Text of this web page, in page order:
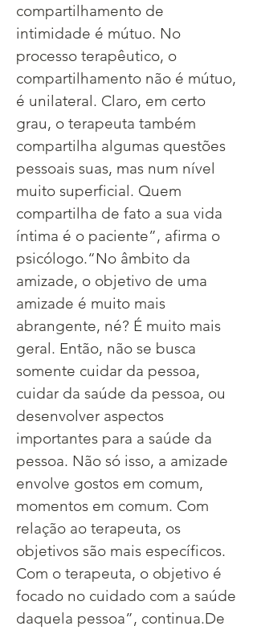
compartilhamento de
intimidade é mútuo. No
processo terapêutico, o
compartilhamento não é mútuo,
é unilateral. Claro, em certo
grau, o terapeuta também
compartilha algumas questões
pessoais suas, mas num nível
muito superficial. Quem
compartilha de fato a sua vida
íntima é o paciente”, afirma o
psicólogo.​“No âmbito da
amizade, o objetivo de uma
amizade é muito mais
abrangente, né? É muito mais
geral. Então, não se busca
somente cuidar da pessoa,
cuidar da saúde da pessoa, ou
desenvolver aspectos
importantes para a saúde da
pessoa. Não só isso, a amizade
envolve gostos em comum,
momentos em comum. Com
relação ao terapeuta, os
objetivos são mais específicos.
Com o terapeuta, o objetivo é
focado no cuidado com a saúde
daquela pessoa”, continua.​De